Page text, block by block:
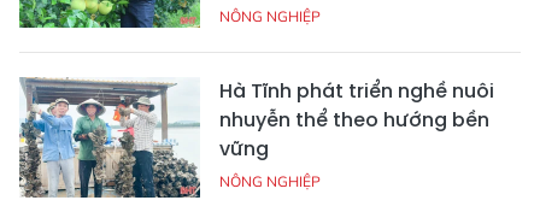
NÔNG NGHIỆP
Hà Tĩnh phát triển nghề nuôi
nhuyễn thể theo hướng bền
vững
NÔNG NGHIỆP